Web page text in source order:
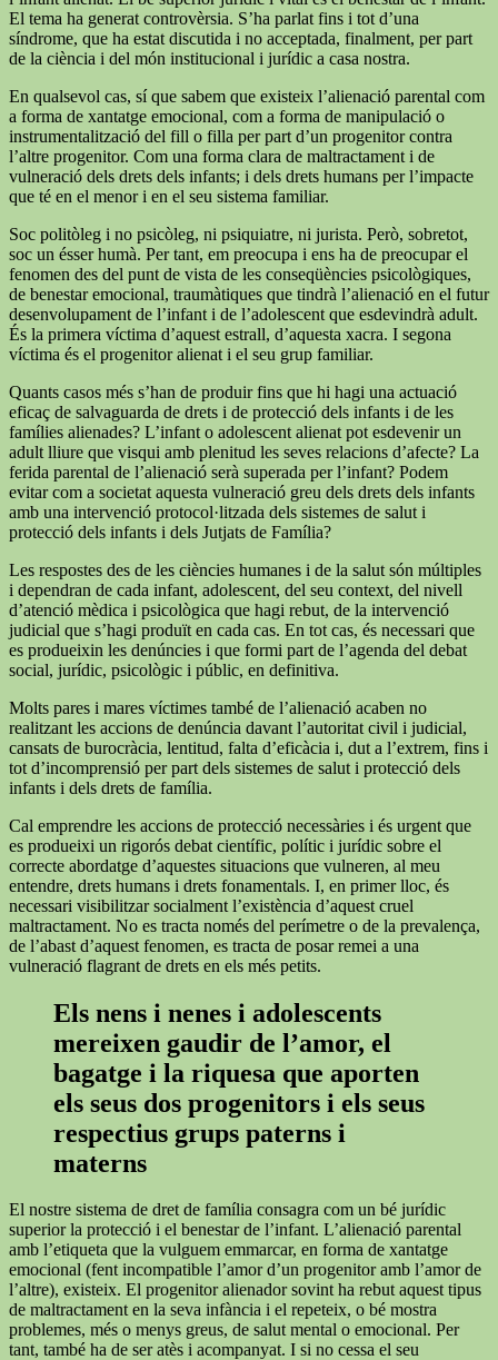
El tema ha generat controvèrsia. S’ha parlat fins i tot d’una
síndrome, que ha estat discutida i no acceptada, finalment, per part
de la ciència i del món institucional i jurídic a casa nostra.
En qualsevol cas, sí que sabem que existeix l’alienació parental com
a forma de xantatge emocional, com a forma de manipulació o
instrumentalització del fill o filla per part d’un progenitor contra
l’altre progenitor. Com una forma clara de maltractament i de
vulneració dels drets dels infants; i dels drets humans per l’impacte
que té en el menor i en el seu sistema familiar.
Soc politòleg i no psicòleg, ni psiquiatre, ni jurista. Però, sobretot,
soc un ésser humà. Per tant, em preocupa i ens ha de preocupar el
fenomen des del punt de vista de les conseqüències psicològiques,
de benestar emocional, traumàtiques que tindrà l’alienació en el futur
desenvolupament de l’infant i de l’adolescent que esdevindrà adult.
És la primera víctima d’aquest estrall, d’aquesta xacra. I segona
víctima és el progenitor alienat i el seu grup familiar.
Quants casos més s’han de produir fins que hi hagi una actuació
eficaç de salvaguarda de drets i de protecció dels infants i de les
famílies alienades? L’infant o adolescent alienat pot esdevenir un
adult lliure que visqui amb plenitud les seves relacions d’afecte? La
ferida parental de l’alienació serà superada per l’infant? Podem
evitar com a societat aquesta vulneració greu dels drets dels infants
amb una intervenció protocol·litzada dels sistemes de salut i
protecció dels infants i dels Jutjats de Família?
Les respostes des de les ciències humanes i de la salut són múltiples
i dependran de cada infant, adolescent, del seu context, del nivell
d’atenció mèdica i psicològica que hagi rebut, de la intervenció
judicial que s’hagi produït en cada cas. En tot cas, és necessari que
es produeixin les denúncies i que formi part de l’agenda del debat
social, jurídic, psicològic i públic, en definitiva.
Molts pares i mares víctimes també de l’alienació acaben no
realitzant les accions de denúncia davant l’autoritat civil i judicial,
cansats de burocràcia, lentitud, falta d’eficàcia i, dut a l’extrem, fins i
tot d’incomprensió per part dels sistemes de salut i protecció dels
infants i dels drets de família.
Cal emprendre les accions de protecció necessàries i és urgent que
es produeixi un rigorós debat científic, polític i jurídic sobre el
correcte abordatge d’aquestes situacions que vulneren, al meu
entendre, drets humans i drets fonamentals. I, en primer lloc, és
necessari visibilitzar socialment l’existència d’aquest cruel
maltractament. No es tracta només del perímetre o de la prevalença,
de l’abast d’aquest fenomen, es tracta de posar remei a una
vulneració flagrant de drets en els més petits.
Els nens i nenes i adolescents
mereixen gaudir de l’amor, el
bagatge i la riquesa que aporten
els seus dos progenitors i els seus
respectius grups paterns i
materns
El nostre sistema de dret de família consagra com un bé jurídic
superior la protecció i el benestar de l’infant. L’alienació parental
amb l’etiqueta que la vulguem emmarcar, en forma de xantatge
emocional (fent incompatible l’amor d’un progenitor amb l’amor de
l’altre), existeix. El progenitor alienador sovint ha rebut aquest tipus
de maltractament en la seva infància i el repeteix, o bé mostra
problemes, més o menys greus, de salut mental o emocional. Per
tant, també ha de ser atès i acompanyat. I si no cessa el seu